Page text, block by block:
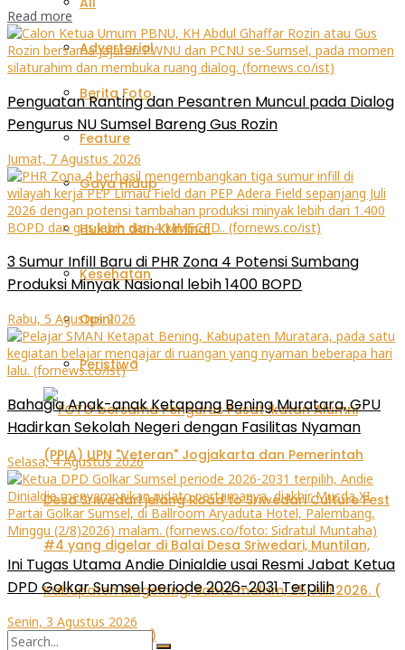
Advertorial
Berita Foto
Feature
Gaya Hidup
Hukum dan Kriminal
Kesehatan
Opini
Peristiwa
Read more
Penguatan Ranting dan Pesantren Muncul pada Dialog
Pengurus NU Sumsel Bareng Gus Rozin
Jumat, 7 Agustus 2026
3 Sumur Infill Baru di PHR Zona 4 Potensi Sumbang
Produksi Minyak Nasional lebih 1400 BOPD
Rabu, 5 Agustus 2026
Bahagia Anak-anak Ketapang Bening Muratara, GPU
Hadirkan Sekolah Negeri dengan Fasilitas Nyaman
Selasa, 4 Agustus 2026
Ini Tugas Utama Andie Dinialdie usai Resmi Jabat Ketua
DPD Golkar Sumsel periode 2026-2031 Terpilih
Senin, 3 Agustus 2026